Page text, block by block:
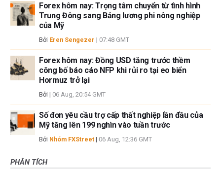
Forex hôm nay: Trọng tâm chuyển từ tình hình
Trung Đông sang Bảng lương phi nông nghiệp
của Mỹ
Bởi Eren Sengezer | 07:48 GMT
Forex hôm nay: Đồng USD tăng trước thềm
công bố báo cáo NFP khi rủi ro tại eo biển
Hormuz trở lại
Bởi | 06 Aug, 20:54 GMT
Số đơn yêu cầu trợ cấp thất nghiệp lần đầu của
Mỹ tăng lên 199 nghìn vào tuần trước
Bởi Nhóm FXStreet | 06 Aug, 12:36 GMT
PHÂN TÍCH